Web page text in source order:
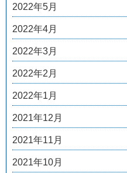
2022年5月
2022年4月
2022年3月
2022年2月
2022年1月
2021年12月
2021年11月
2021年10月